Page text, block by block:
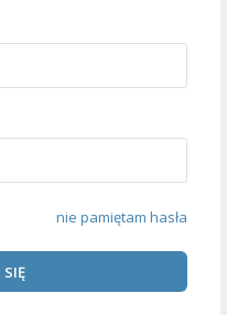
nie pamiętam hasła